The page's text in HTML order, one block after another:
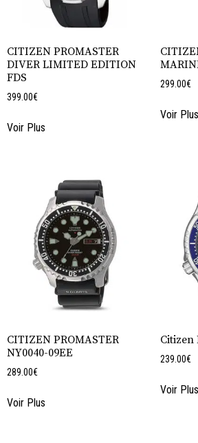
CITIZEN PROMASTER
DIVER LIMITED EDITION
FDS
399.00€
Voir Plus
299.00€
Voir Plus
CITIZEN PROMASTER
NY0040-09EE
289.00€
Voir Plus
Citizen
239.00€
Voir Plus